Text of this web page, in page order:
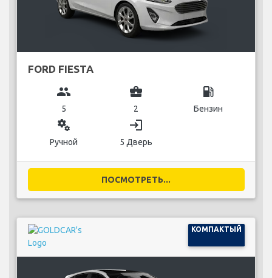
FORD FIESTA
group
5
business_center
2
local_gas_station
Бензин
miscellaneous_services
Ручной
login
5 Дверь
ПОСМОТРЕТЬ...
КОМПАКТЫЙ